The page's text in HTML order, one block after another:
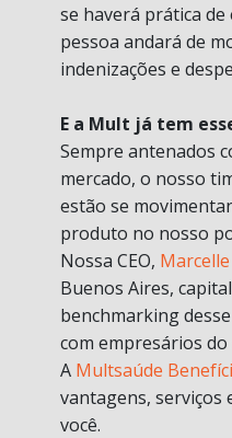
se haverá prática
pessoa andará de
indenizações e
E a Mult já tem
Sempre antenados
mercado, o nosso
estão se
produto no nosso
Nossa CEO,
Buenos Aires,
benchmarking
com empresários do
A Multsaúde
vantagens, serviços
você.